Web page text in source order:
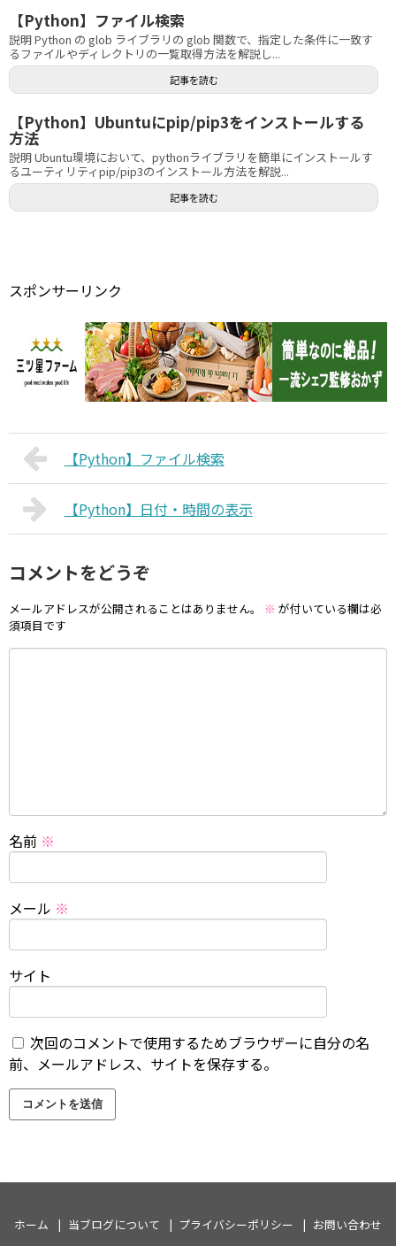
【Python】ファイル検索
説明 Python の glob ライブラリの glob 関数で、指定した条件に一致す
るファイルやディレクトリの一覧取得方法を解説し...
記事を読む
【Python】Ubuntuにpip/pip3をインストールする
方法
説明 Ubuntu環境において、pythonライブラリを簡単にインストールす
るユーティリティpip/pip3のインストール方法を解説...
記事を読む
スポンサーリンク
【Python】ファイル検索
【Python】日付・時間の表示
コメントをどうぞ
メールアドレスが公開されることはありません。 ※ が付いている欄は必
須項目です
名前 ※
メール ※
サイト
次回のコメントで使用するためブラウザーに自分の名
前、メールアドレス、サイトを保存する。
ホーム 当ブログについて プライバシーポリシー
お問い合わせ